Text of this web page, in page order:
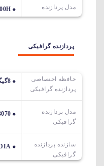
مدل پردازنده 12700H
پردازنده گرافیکی
حافظه اختصاصی
پردازنده گرافیکی
8گیگابایت
مدل پردازنده
گرافیکی
GeForce RTX 3070
سازنده پردازنده
گرافیکی
NVIDIA